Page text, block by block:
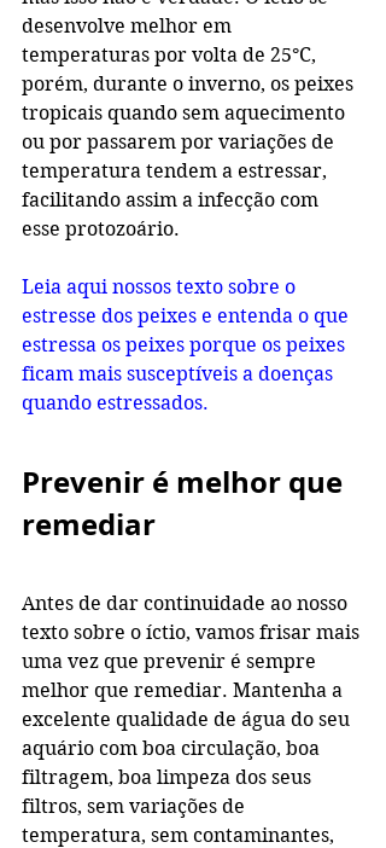
desenvolve melhor em
temperaturas por volta de 25°C,
porém, durante o inverno, os peixes
tropicais quando sem aquecimento
ou por passarem por variações de
temperatura tendem a estressar,
facilitando assim a infecção com
esse protozoário.
Leia aqui nossos texto sobre o
estresse dos peixes e entenda o que
estressa os peixes porque os peixes
ficam mais susceptíveis a doenças
quando estressados.
Prevenir é melhor que
remediar
Antes de dar continuidade ao nosso
texto sobre o íctio, vamos frisar mais
uma vez que prevenir é sempre
melhor que remediar. Mantenha a
excelente qualidade de água do seu
aquário com boa circulação, boa
filtragem, boa limpeza dos seus
filtros, sem variações de
temperatura, sem contaminantes,